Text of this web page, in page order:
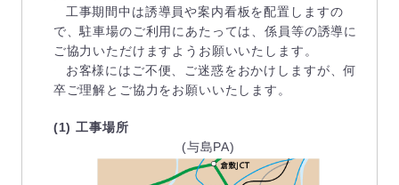
工事期間中は誘導員や案内看板を配置しますの
で、駐車場のご利用にあたっては、係員等の誘導に
ご協力いただけますようお願いいたします。
お客様にはご不便、ご迷惑をおかけしますが、何
卒ご理解とご協力をお願いいたします。
(1) 工事場所
(与島PA)